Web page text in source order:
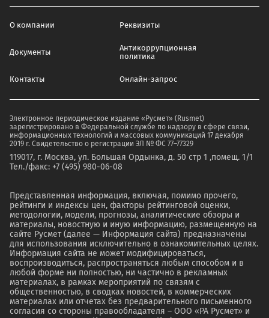
О компании Реквизиты
Документы
Антикоррупционная
политика
Контакты Онлайн-запрос
Электронное периодическое издание «Русмет» (Rusmet)
зарегистрировано в Федеральной службе по надзору в сфере связи,
информационных технологий и массовых коммуникаций 17 декабря
2019 г. Свидетельство о регистрации ЭЛ № ФС 77–77329
119017, г. Москва, ул. Большая Ордынка, д. 50 стр 1 ,помещ. 1/1
Тел./факс: +7 (495) 980-06-08
Представленная информация, включая, помимо прочего,
рейтинги и индексы цен, факторы рейтинговой оценки,
методологии, модели, прогнозы, аналитические обзоры и
материалы, новостную и иную информацию, размещенную на
сайте Русмет (далее — Информация сайта) предназначены
для использования исключительно в ознакомительных целях.
Информация сайта не может модифицироваться,
воспроизводиться, распространяться любым способом и в
любой форме ни полностью, ни частично в рекламных
материалах, в рамках мероприятий по связям с
общественностью, в сводках новостей, в коммерческих
материалах или отчетах без предварительного письменного
согласия со стороны правообладателя – ООО «РА Русмет» и